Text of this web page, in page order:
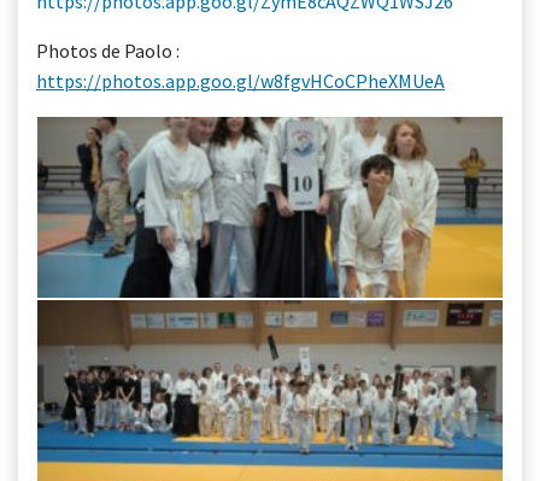
Photos de Paolo :
https://photos.app.goo.gl/w8fgvHCoCPheXMUeA